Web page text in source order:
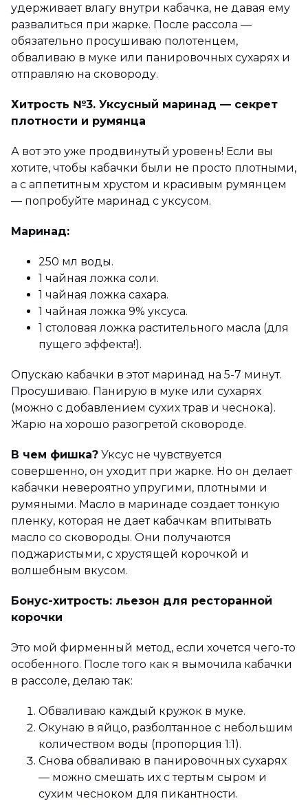
удерживает влагу внутри кабачка, не давая ему
развалиться при жарке. После рассола —
обязательно просушиваю полотенцем,
обваливаю в муке или панировочных сухарях и
отправляю на сковороду.
Хитрость №3. Уксусный маринад — секрет
плотности и румянца
А вот это уже продвинутый уровень! Если вы
хотите, чтобы кабачки были не просто плотными,
а с аппетитным хрустом и красивым румянцем
— попробуйте маринад с уксусом.
Маринад:
250 мл воды.
1 чайная ложка соли.
1 чайная ложка сахара.
1 чайная ложка 9% уксуса.
1 столовая ложка растительного масла (для
пущего эффекта!).
Опускаю кабачки в этот маринад на 5-7 минут.
Просушиваю. Панирую в муке или сухарях
(можно с добавлением сухих трав и чеснока).
Жарю на хорошо разогретой сковороде.
В чем фишка? Уксус не чувствуется
совершенно, он уходит при жарке. Но он делает
кабачки невероятно упругими, плотными и
румяными. Масло в маринаде создает тонкую
пленку, которая не дает кабачкам впитывать
масло со сковороды. Они получаются
поджаристыми, с хрустящей корочкой и
волшебным вкусом.
Бонус-хитрость: льезон для ресторанной
корочки
Это мой фирменный метод, если хочется чего-то
особенного. После того как я вымочила кабачки
в рассоле, делаю так:
Обваливаю каждый кружок в муке.
Окунаю в яйцо, разболтанное с небольшим
количеством воды (пропорция 1:1).
Снова обваливаю в панировочных сухарях
— можно смешать их с тертым сыром и
сухим чесноком для пикантности.